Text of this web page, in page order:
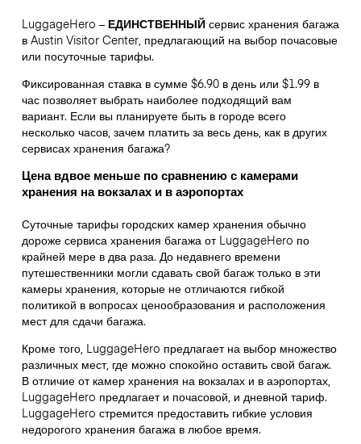
LuggageHero – ЕДИНСТВЕННЫЙсервис хранения багажа
в Austin Visitor Center, предлагающий на выбор почасовые
или посуточные тарифы.
Фиксированная ставка в сумме $6.90 в день или $1.99 в
час позволяет выбрать наиболее подходящий вам
вариант. Если вы планируете быть в городе всего
несколько часов, зачем платить за весь день, как в других
сервисах хранения багажа?
Цена вдвое меньше по сравнению с камерами
хранения на вокзалах и в аэропортах
Суточные тарифы городских камер хранения обычно
дороже сервиса хранения багажа от LuggageHero по
крайней мере в два раза. До недавнего времени
путешественники могли сдавать свой багаж только в эти
камеры хранения, которые не отличаются гибкой
политикой в вопросах ценообразования и расположения
мест для сдачи багажа.
Кроме того, LuggageHero предлагает на выбор множество
различных мест, где можно спокойно оставить свой багаж.
В отличие от камер хранения на вокзалах и в аэропортах,
LuggageHero предлагает и почасовой, и дневной тариф.
LuggageHero стремится предоставить гибкие условия
недорогого хранения багажа в любое время.